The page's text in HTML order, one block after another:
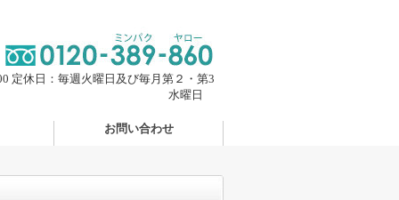
定休日：毎週火曜日及び毎月第２・第3
水曜日
お問い合わせ